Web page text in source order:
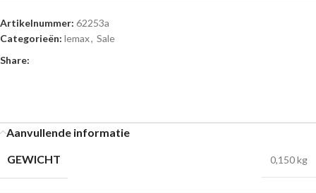
Artikelnummer: 62253a
Categorieën: lemax, Sale
Share:
Aanvullende informatie
GEWICHT
0,150 kg